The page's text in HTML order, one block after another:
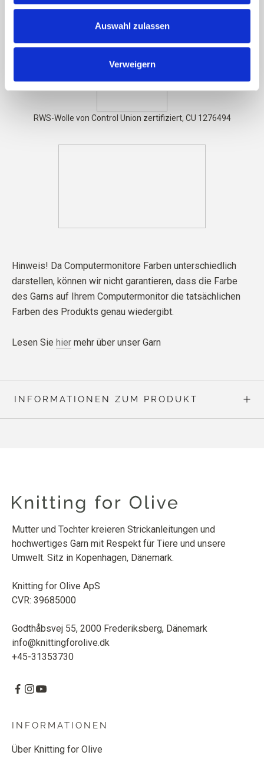
Auswahl zulassen
Verweigern
Das Garn istSTANDARD 100 von OEKO-TEX® zertifiziert
RWS-Wolle von Control Union zertifiziert, CU 1276494
Hinweis! Da Computermonitore Farben unterschiedlich
darstellen, können wir nicht garantieren, dass die Farbe
des Garns auf Ihrem Computermonitor die tatsächlichen
Farben des Produkts genau wiedergibt.
Lesen Sie hier mehr über unser Garn
INFORMATIONEN ZUM PRODUKT
Mutter und Tochter kreieren Strickanleitungen und
hochwertiges Garn mit Respekt für Tiere und unsere
Umwelt. Sitz in Kopenhagen, Dänemark.
Knitting for Olive ApS
CVR: 39685000
Godthåbsvej 55, 2000 Frederiksberg, Dänemark
info@knittingforolive.dk
+45-31353730
INFORMATIONEN
Über Knitting for Olive